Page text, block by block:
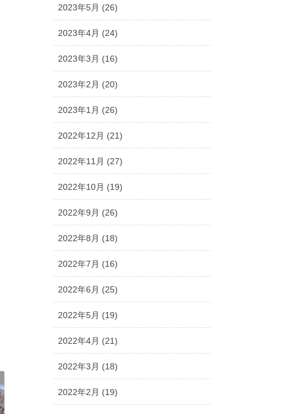
2023年5月 (26)
2023年4月 (24)
2023年3月 (16)
2023年2月 (20)
2023年1月 (26)
2022年12月 (21)
2022年11月 (27)
2022年10月 (19)
2022年9月 (26)
2022年8月 (18)
2022年7月 (16)
2022年6月 (25)
2022年5月 (19)
2022年4月 (21)
2022年3月 (18)
2022年2月 (19)